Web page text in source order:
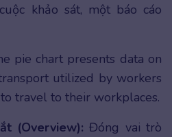
khảo sát, một báo cáo
pie chart presents data on
utilized by workers
travel to their workplaces.
(Overview):Đóng vai trò